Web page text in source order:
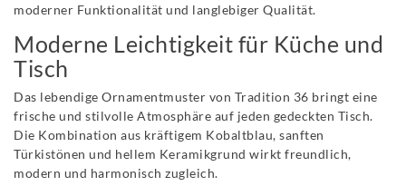
moderner Funktionalität und langlebiger Qualität.
Moderne Leichtigkeit für Küche und
Tisch
Das lebendige Ornamentmuster von Tradition 36 bringt eine
frische und stilvolle Atmosphäre auf jeden gedeckten Tisch.
Die Kombination aus kräftigem Kobaltblau, sanften
Türkistönen und hellem Keramikgrund wirkt freundlich,
modern und harmonisch zugleich.